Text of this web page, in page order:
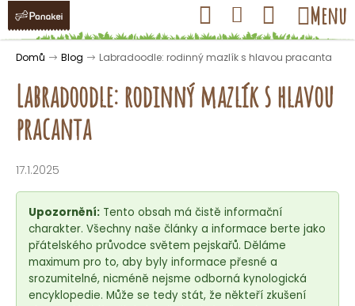
Přejít
obsah
Hledat Přihlášení
Nákupní
košík
Menu
Domů Blog Labradoodle: rodinný mazlík s hlavou pracanta
Labradoodle: rodinný mazlík s hlavou
pracanta
17.1.2025
Upozornění: Tento obsah má čistě informační
charakter. Všechny naše články a informace berte jako
přátelského průvodce světem pejskařů. Děláme
maximum pro to, aby byly informace přesné a
srozumitelné, nicméně nejsme odborná kynologická
encyklopedie. Může se tedy stát, že někteří zkušení
K
o Zpět
Zpět
o
p